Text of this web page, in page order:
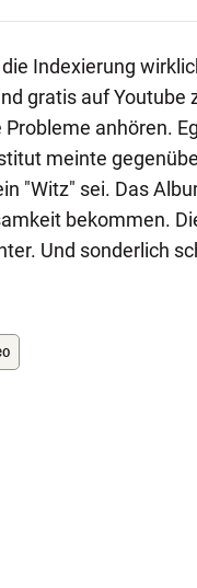
Indexierung
gratis auf Youtube
Probleme anhören.
meinte
"Witz" sei. Das
bekommen.
Und sonderlich